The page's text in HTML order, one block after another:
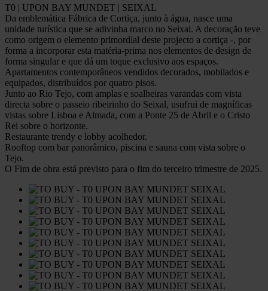
T0 | UPON BAY MUNDET | SEIXAL
Da emblemática Fábrica de Cortiça, junto à água, nasce uma
unidade turística que se adivinha marco no Seixal. A decoração teve
como origem o elemento primordial deste projecto a cortiça -, por
forma a incorporar esta matéria-prima nos elementos de design de
forma singular e que dá um toque exclusivo aos espaços.
Apartamentos contemporâneos vendidos decorados, mobilados e
equipados, distribuídos por quatro pisos.
Junto ao Rio Tejo, com amplas e soalheiras varandas com vista
directa sobre o passeio ribeirinho do Seixal, usufrui de magníficas
vistas sobre Lisboa e Almada, com a Ponte 25 de Abril e o Cristo
Rei sobre o horizonte.
Restaurante trendy e lobby acolhedor.
Rooftop com bar panorâmico, piscina e sauna com vista sobre o
Tejo.
O Fim de obra está previsto para o fim do terceiro trimestre de 2025.